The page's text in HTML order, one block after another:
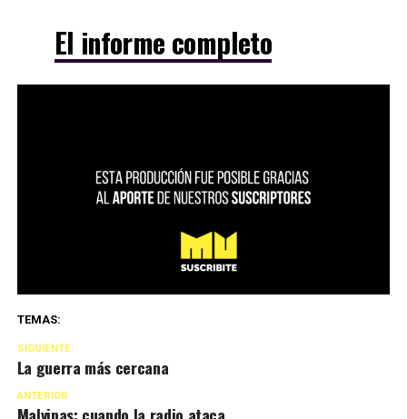
El informe completo
TEMAS:
SIGUIENTE
La guerra más cercana
ANTERIOR